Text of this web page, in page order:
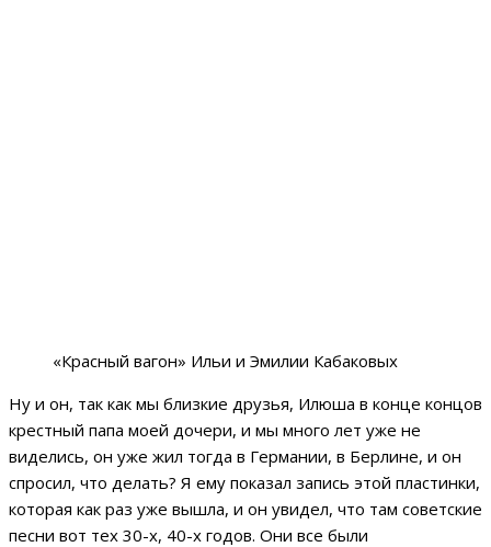
«Красный вагон» Ильи и Эмилии Кабаковых
Ну и он, так как мы близкие друзья, Илюша в конце концов
крестный папа моей дочери, и мы много лет уже не
виделись, он уже жил тогда в Германии, в Берлине, и он
спросил, что делать? Я ему показал запись этой пластинки,
которая как раз уже вышла, и он увидел, что там советские
песни вот тех 30-х, 40-х годов. Они все были